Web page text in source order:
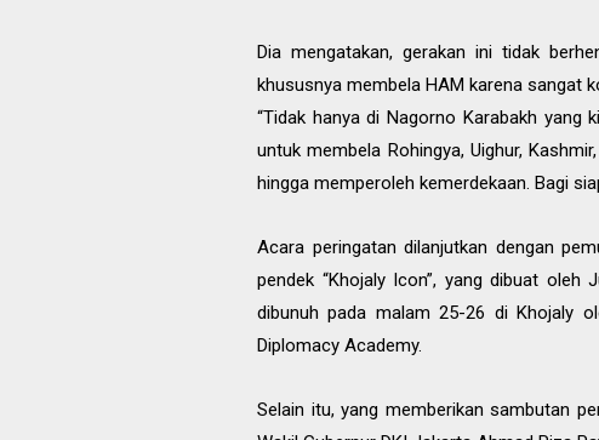
Dia mengatakan, gerakan ini tidak
khususnya membela HAM karena sangat
“Tidak hanya di Nagorno Karabakh
untuk membela Rohingya, Uighur,
hingga memperoleh kemerdekaan. Bagi
Acara peringatan dilanjutkan dengan
pendek “Khojaly Icon”, yang dibuat
dibunuh pada malam 25-26 di Khojaly
Diplomacy Academy.
Selain itu, yang memberikan sambutan